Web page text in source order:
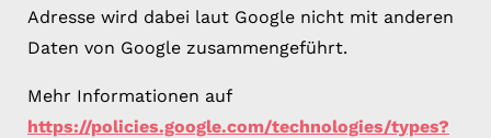
Adresse wird dabei laut Google nicht mit anderen
Daten von Google zusammengeführt.
Mehr Informationen auf
https://policies.google.com/technologies/types?